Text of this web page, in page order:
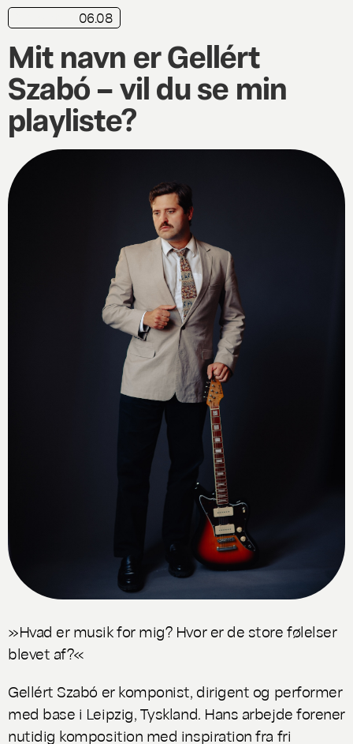
06.08
Mit navn er Gellért
Szabó – vil du se min
playliste?
»Hvad er musik for mig? Hvor er de store følelser
blevet af?«
Gellért Szabó er komponist, dirigent og performer
med base i Leipzig, Tyskland. Hans arbejde forener
nutidig komposition med inspiration fra fri